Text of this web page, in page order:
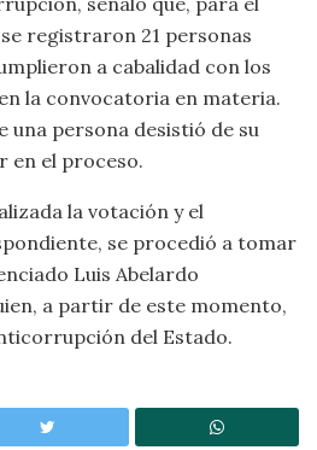
registraron 21 personas
a cabalidad con los
la convocatoria en materia.
una persona desistió de su
en el proceso.
la votación y el
se procedió a tomar
Luis Abelardo
a partir de este momento,
del Estado.